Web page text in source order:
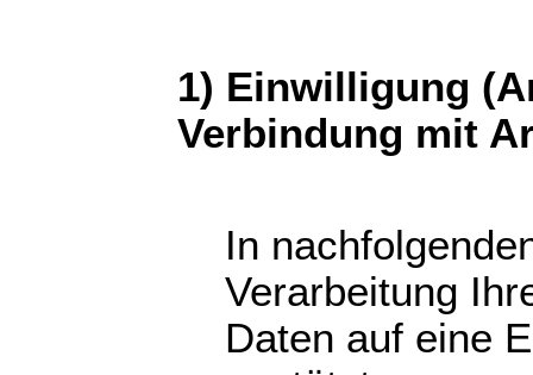
1) Einwilligung
Verbindung mit
In
Verarbeitung
Daten auf eine